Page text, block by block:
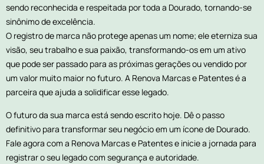
sendo reconhecida e respeitada por toda a Dourado, tornando-se
sinônimo de excelência.
O registro de marca não protege apenas um nome; ele eterniza sua
visão, seu trabalho e sua paixão, transformando-os em um ativo
que pode ser passado para as próximas gerações ou vendido por
um valor muito maior no futuro. A Renova Marcas e Patentes é a
parceira que ajuda a solidificar esse legado.
O futuro da sua marca está sendo escrito hoje. Dê o passo
definitivo para transformar seu negócio em um ícone de Dourado.
Fale agora com a Renova Marcas e Patentes e inicie a jornada para
registrar o seu legado com segurança e autoridade.